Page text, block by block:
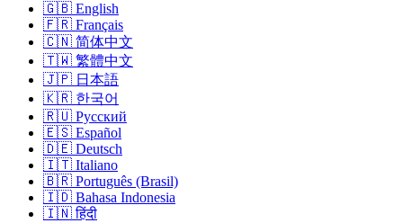
🇬🇧 English
🇫🇷 Français
🇨🇳 简体中文
🇹🇼 繁體中文
🇯🇵 日本語
🇰🇷 한국어
🇷🇺 Русский
🇪🇸 Español
🇩🇪 Deutsch
🇮🇹 Italiano
🇧🇷 Português (Brasil)
🇮🇩 Bahasa Indonesia
🇮🇳 हिंदी